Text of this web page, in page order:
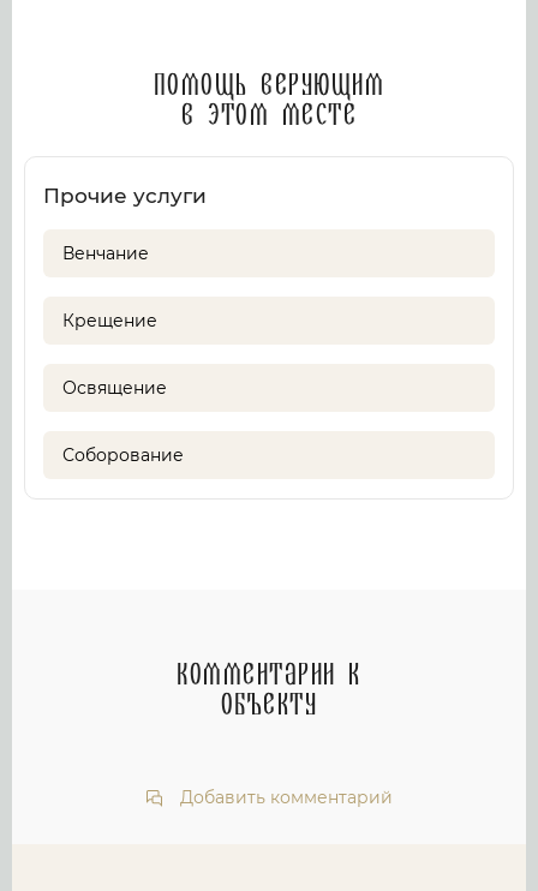
Помощь верующим
в этом месте
Прочие услуги
Венчание
Крещение
Освящение
Соборование
Комментарии к
объекту
Добавить комментарий